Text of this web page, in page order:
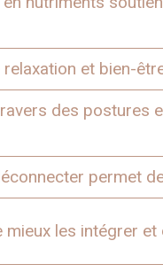
et bien-
des postures
permet
les intégrer et